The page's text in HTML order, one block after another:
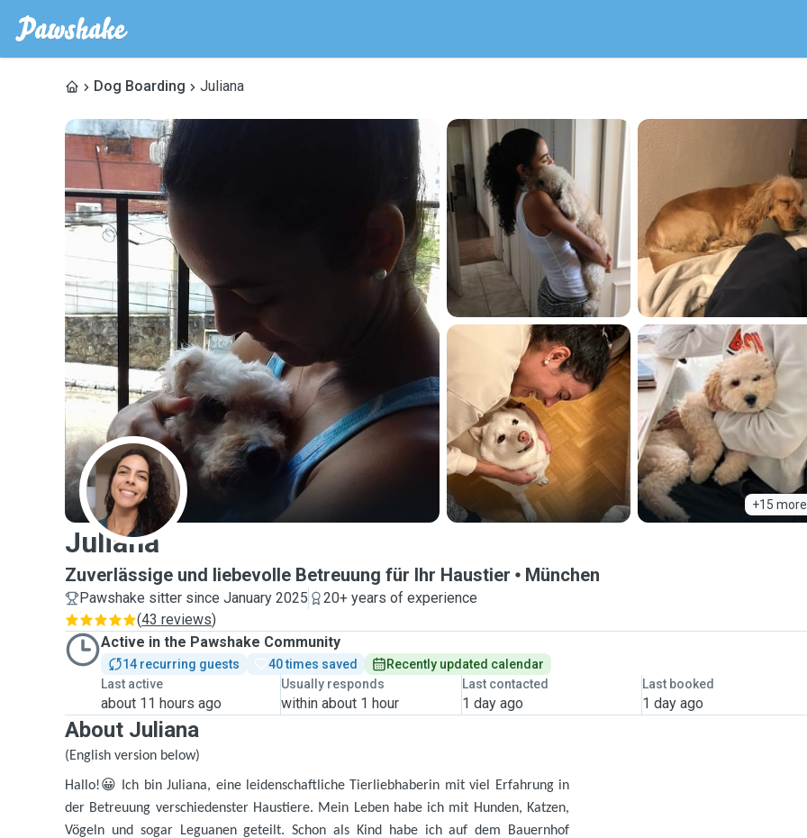
Dog Boarding Juliana
+15 more
J
Juliana
Zuverlässige und liebevolle Betreuung für Ihr Haustier München
Pawshake sitter since January 2025
20+ years of experience
(43 reviews)
Active in the Pawshake Community
14 recurring guests 40 times saved
Recently updated calendar
Last active
about 11 hours ago
Usually responds
within about 1 hour
Last contacted
1 day ago
Last booked
1 day ago
About Juliana
(English version below)
Hallo!😀
Ich bin Juliana, eine leidenschaftliche Tierliebhaberin mit viel Erfahrung in
der Betreuung verschiedenster Haustiere. Mein Leben habe ich mit Hunden, Katzen,
Vögeln und sogar Leguanen geteilt. Schon als Kind habe ich auf dem Bauernhof